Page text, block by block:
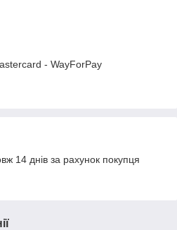
- WayForPay
14 днів за рахунок покупця